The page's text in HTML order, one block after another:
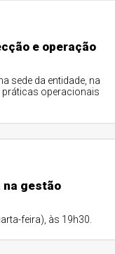
e operação
sede da entidade, na
operacionais
na gestão
feira), às 19h30.